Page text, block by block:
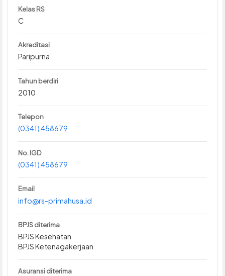
Kelas RS
C
Akreditasi
Paripurna
Tahun berdiri
2010
Telepon
(0341) 458679
No. IGD
(0341) 458679
Email
info@rs-primahusa.id
BPJS diterima
BPJS Kesehatan
BPJS Ketenagakerjaan
Asuransi diterima